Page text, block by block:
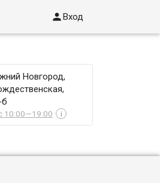
Вход
Новгород,
10:00—19:00 i